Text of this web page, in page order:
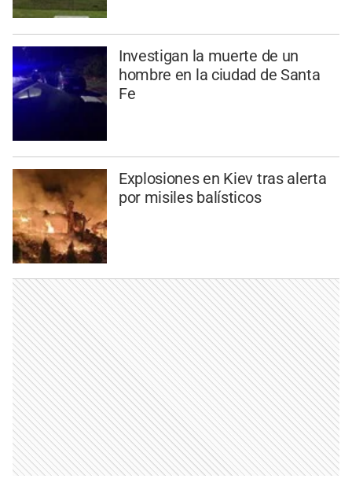
Investigan la muerte de un
hombre en la ciudad de Santa
Fe
Explosiones en Kiev tras alerta
por misiles balísticos